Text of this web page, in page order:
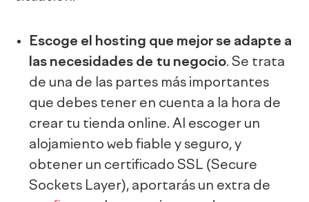
Escoge el hosting que mejor se adapte a
las necesidades de tu negocio. Se trata
de una de las partes más importantes
que debes tener en cuenta a la hora de
crear tu tienda online. Al escoger un
alojamiento web fiable y seguro, y
obtener un certificado SSL (Secure
Sockets Layer), aportarás un extra de